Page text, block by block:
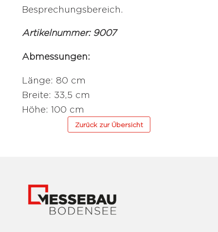
Besprechungsbereich.
Artikelnummer: 9007
Abmessungen:
Länge: 80 cm
Breite: 33,5 cm
Höhe: 100 cm
Zurück zur Übersicht